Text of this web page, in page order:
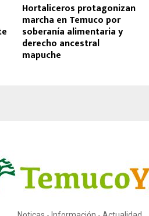
Hortaliceros protagonizan
marcha en Temuco por
soberanía alimentaria y
derecho ancestral
mapuche